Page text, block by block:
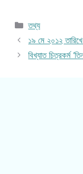
Categories
তথ্য
১৯ মে ২০১২
বিখ্যাত চিত্রকর্ম